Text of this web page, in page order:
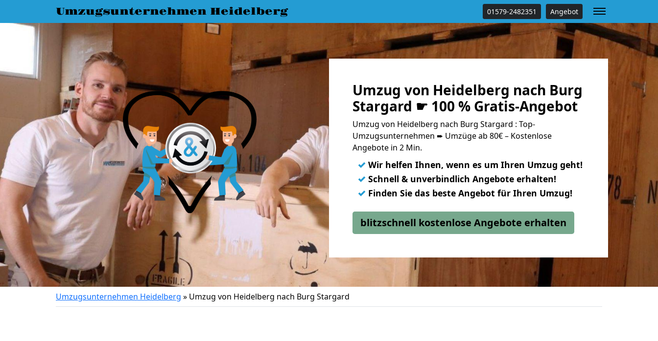
Umzugsunternehmen Heidelberg 01579-2482351 Angebot
Umzug von Heidelberg nach Burg
Stargard ☛ 100 % Gratis-Angebot
Umzug von Heidelberg nach Burg Stargard : Top-
Umzugsunternehmen ➨ Umzüge ab 80€ – Kostenlose
Angebote in 2 Min.
✓ Wir helfen Ihnen, wenn es um Ihren Umzug geht!
✓ Schnell & unverbindlich Angebote erhalten!
✓ Finden Sie das beste Angebot für Ihren Umzug!
blitzschnell kostenlose Angebote erhalten
Umzugsunternehmen Heidelberg » Umzug von Heidelberg nach Burg Stargard